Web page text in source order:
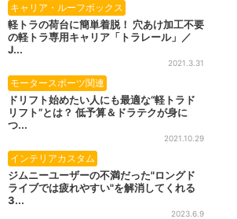
キャリア・ルーフボックス
軽トラの荷台に簡単着脱！ 穴あけ加工不要
の軽トラ専用キャリア「トラレール」／
J...
2021.3.31
モータースポーツ関連
ドリフト始めたい人にも最適な“軽トラド
リフト”とは？ 低予算＆ドラテクが身に
つ...
2021.10.29
インテリアカスタム
ジムニーユーザーの不満だった"ロングド
ライブでは疲れやすい"を解消してくれる
3...
2023.6.9